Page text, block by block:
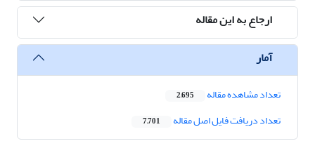
ارجاع به این مقاله
آمار
تعداد مشاهده مقاله 2,695
تعداد دریافت فایل اصل مقاله 7,701